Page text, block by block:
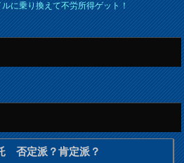
に乗り換えて不労所得ゲット！
否定派？肯定派？